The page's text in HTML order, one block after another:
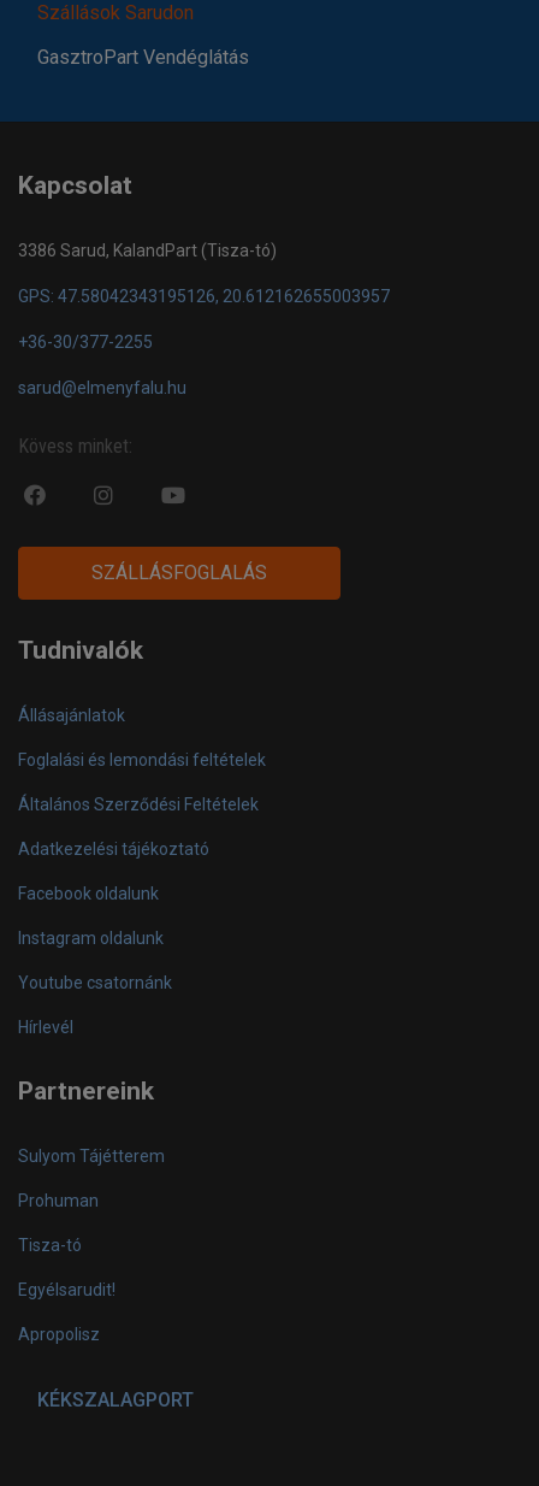
Szállások Sarudon
GasztroPart Vendéglátás
Kapcsolat
3386 Sarud, KalandPart (Tisza-tó)
GPS: 47.58042343195126, 20.612162655003957
+36-30/377-2255
sarud@elmenyfalu.hu
Kövess minket:
fa
facebook-
official
instagram
fa
youtube-
play
SZÁLLÁSFOGLALÁS
Tudnivalók
Állásajánlatok
Foglalási és lemondási feltételek
Általános Szerződési Feltételek
Adatkezelési tájékoztató
Facebook oldalunk
Instagram oldalunk
Youtube csatornánk
Hírlevél
Partnereink
Sulyom Tájétterem
Prohuman
Tisza-tó
Egyélsarudit!
Apropolisz
KÉKSZALAGPORT